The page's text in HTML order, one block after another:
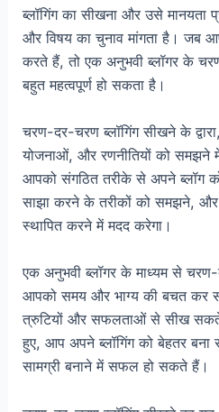
ब्लॉगिंग का सीखना और उसे मानयता
और विषय का चुनाव मांगता है। जब
करते हैं, तो एक अनुभवी ब्लॉगर के
बहुत महत्वपूर्ण हो सकता है।
चरण-दर-चरण ब्लॉगिंग सीखने के
योजनाओं, और रणनीतियों को समझने
आपको संगठित तरीके से अपने ब्लॉग
साझा करने के तरीकों को समझने,
स्थापित करने में मदद करेगा।
एक अनुभवी ब्लॉगर के माध्यम से चरण-
आपको समय और भाग्य की बचत कर
त्रुटियों और सफलताओं से सीख सकते
हुए, आप अपने ब्लॉगिंग को बेहतर
सामग्री बनाने में सफल हो सकते हैं।